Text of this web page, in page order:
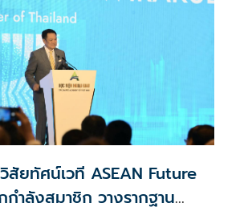
สัยทัศน์เวที ASEAN Future
ำลังสมาชิก วางรากฐาน